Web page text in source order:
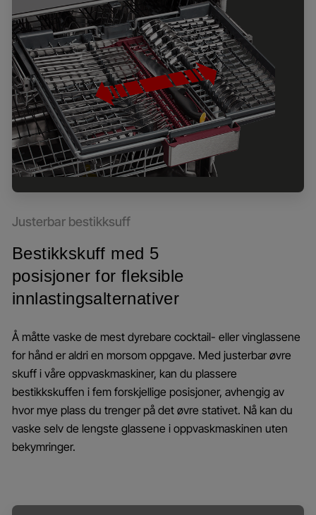
Justerbar bestikksuff
Bestikkskuff med 5
posisjoner for fleksible
innlastingsalternativer
Å måtte vaske de mest dyrebare cocktail- eller vinglassene
for hånd er aldri en morsom oppgave. Med justerbar øvre
skuff i våre oppvaskmaskiner, kan du plassere
bestikkskuffen i fem forskjellige posisjoner, avhengig av
hvor mye plass du trenger på det øvre stativet. Nå kan du
vaske selv de lengste glassene i oppvaskmaskinen uten
bekymringer.